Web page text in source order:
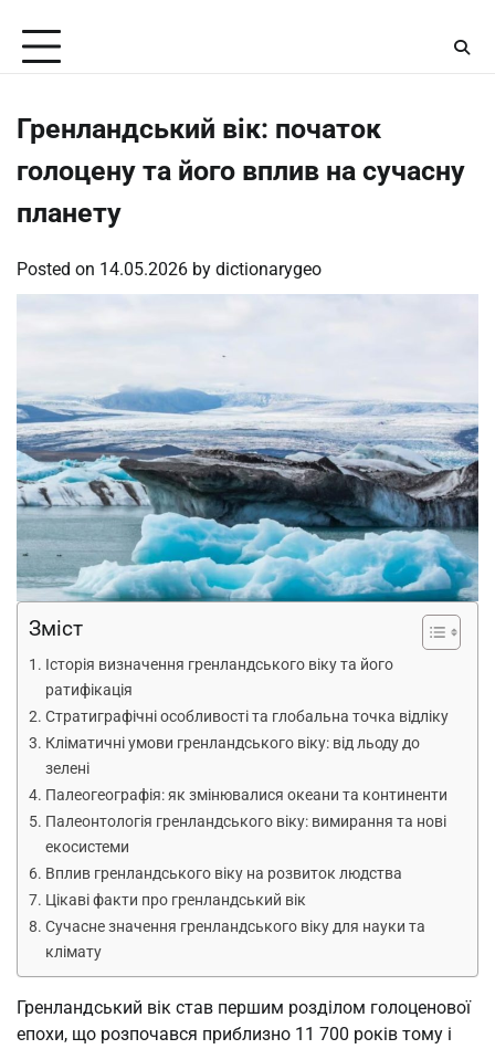
content
Гренландський вік: початок
голоцену та його вплив на сучасну
планету
Posted on 14.05.2026 by dictionarygeo
Зміст
Історія визначення гренландського віку та його
ратифікація
Стратиграфічні особливості та глобальна точка відліку
Кліматичні умови гренландського віку: від льоду до
зелені
Палеогеографія: як змінювалися океани та континенти
Палеонтологія гренландського віку: вимирання та нові
екосистеми
Вплив гренландського віку на розвиток людства
Цікаві факти про гренландський вік
Сучасне значення гренландського віку для науки та
клімату
Гренландський вік став першим розділом голоценової
епохи, що розпочався приблизно 11 700 років тому і